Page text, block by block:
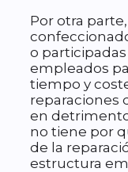
Por otra
o
empleados
tiempo y
reparaciones
en
no tiene por
de la
estructura